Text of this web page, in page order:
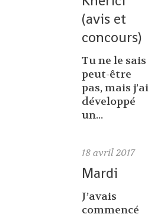
(avis et
concours)
Tu ne le sais
peut-être
pas, mais j’ai
développé
un...
18 avril 2017
Mardi
J’avais
commencé